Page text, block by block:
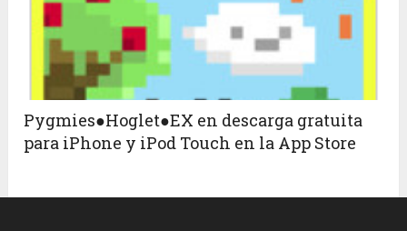
Pygmies●Hoglet●EX en descarga gratuita
para iPhone y iPod Touch en la App Store